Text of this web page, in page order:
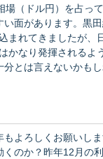
占ってみます。 （国債金
面があります。黒
まれてきましたが、
かなり発揮されるよ
かもしれません。 国債金利
、「リスクプレミア
す。 ベネズエラの件で波乱含
のか？昨年12月の